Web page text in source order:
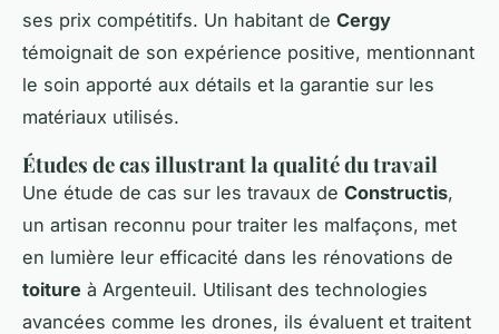
ses prix compétitifs. Un habitant de Cergy
témoignait de son expérience positive, mentionnant
le soin apporté aux détails et la garantie sur les
matériaux utilisés.
Études de cas illustrant la qualité du travail
Une étude de cas sur les travaux de Constructis,
un artisan reconnu pour traiter les malfaçons, met
en lumière leur efficacité dans les rénovations de
toiture à Argenteuil. Utilisant des technologies
avancées comme les drones, ils évaluent et traitent